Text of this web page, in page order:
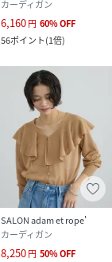
カーディガン
6,160円 60%OFF
56ポイント(1倍)
SALON adam et rope'
カーディガン
8,250円 50%OFF